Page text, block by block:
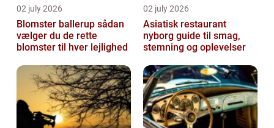
02 july 2026
Blomster ballerup sådan
vælger du de rette
blomster til hver lejlighed
02 july 2026
Asiatisk restaurant
nyborg guide til smag,
stemning og oplevelser